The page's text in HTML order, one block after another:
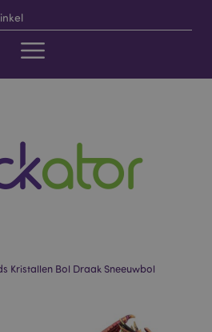
Kristallen Bol Draak Sneeuwbol